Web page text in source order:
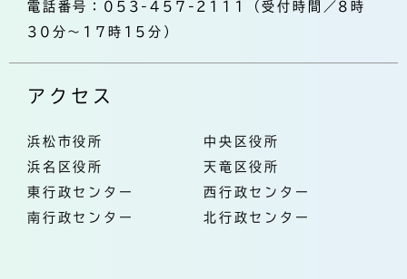
電話番号：053-457-2111（受付時間／8時
30分～17時15分）
アクセス
浜松市役所
中央区役所
浜名区役所
天竜区役所
東行政センター
西行政センター
南行政センター
北行政センター